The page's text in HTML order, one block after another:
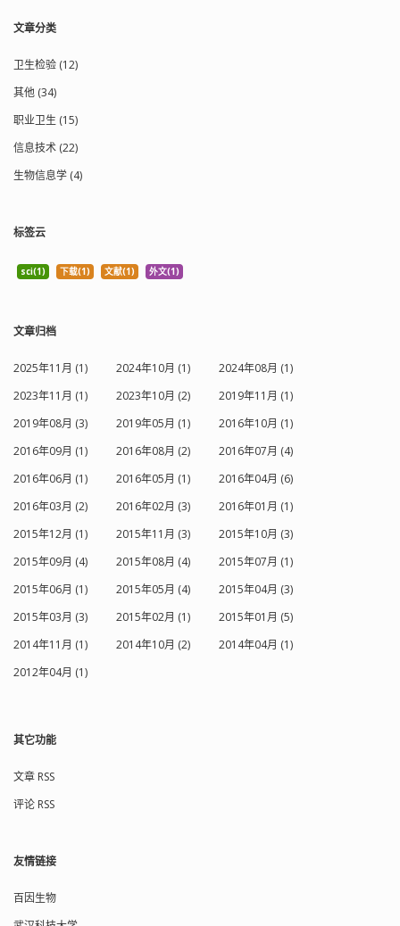
文章分类
卫生检验 (12)
其他 (34)
职业卫生 (15)
信息技术 (22)
生物信息学 (4)
标签云
sci(1) 下载(1) 文献(1) 外文(1)
文章归档
2025年11月 (1) 2024年10月 (1)
2024年08月 (1)
2023年11月 (1)
2023年10月 (2)
2019年11月 (1)
2019年08月 (3)
2019年05月 (1)
2016年10月 (1)
2016年09月 (1)
2016年08月 (2)
2016年07月 (4)
2016年06月 (1)
2016年05月 (1)
2016年04月 (6)
2016年03月 (2)
2016年02月 (3)
2016年01月 (1)
2015年12月 (1)
2015年11月 (3)
2015年10月 (3)
2015年09月 (4)
2015年08月 (4)
2015年07月 (1)
2015年06月 (1)
2015年05月 (4)
2015年04月 (3)
2015年03月 (3)
2015年02月 (1)
2015年01月 (5)
2014年11月 (1)
2014年10月 (2)
2014年04月 (1)
2012年04月 (1)
其它功能
文章 RSS
评论 RSS
友情链接
百因生物